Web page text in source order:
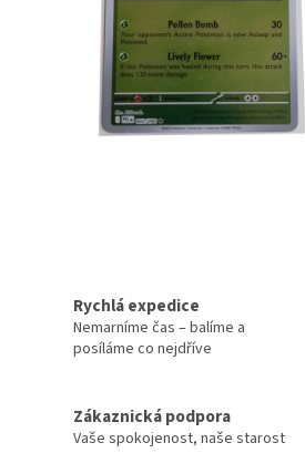
Rychlá expedice
Nemarníme čas – balíme a
posíláme co nejdříve
Zákaznická podpora
Vaše spokojenost, naše starost